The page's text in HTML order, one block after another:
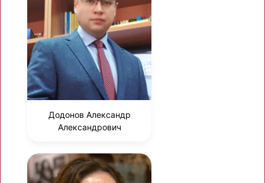
Додонов Александр
Александрович